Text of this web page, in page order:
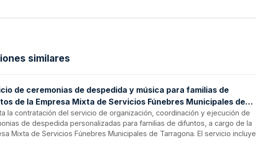
similares
de ceremonias de despedida y música para familias de
de la Empresa Mixta de Servicios Fúnebres Municipales de
la contratación del servicio de organización, coordinación y ejecución de
de despedida personalizadas para familias de difuntos, a cargo de la
Mixta de Servicios Fúnebres Municipales de Tarragona. El servicio incluye